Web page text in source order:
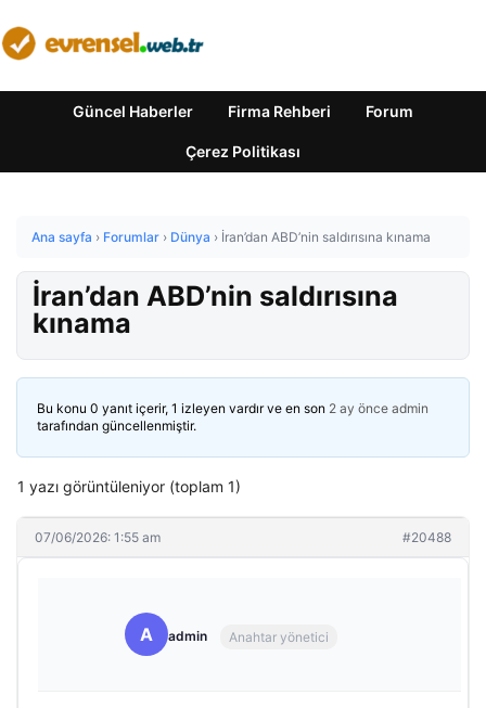
Güncel Haberler Firma Rehberi Forum
Çerez Politikası
Ana sayfa › Forumlar › Dünya › İran’dan ABD’nin saldırısına kınama
İran’dan ABD’nin saldırısına
kınama
Bu konu 0 yanıt içerir, 1 izleyen vardır ve en son 2 ay önce admin
tarafından güncellenmiştir.
1 yazı görüntüleniyor (toplam 1)
07/06/2026: 1:55 am #20488
A admin Anahtar yönetici